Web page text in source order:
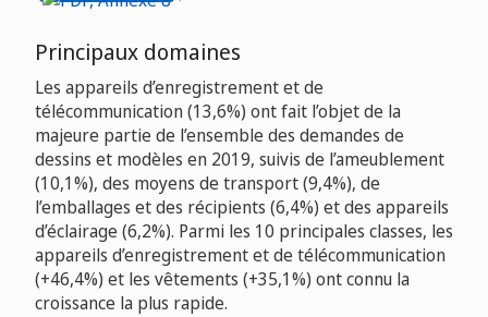
Principaux domaines
Les appareils d’enregistrement et de
télécommunication (13,6%) ont fait l’objet de la
majeure partie de l’ensemble des demandes de
dessins et modèles en 2019, suivis de l’ameublement
(10,1%), des moyens de transport (9,4%), de
l’emballages et des récipients (6,4%) et des appareils
d’éclairage (6,2%). Parmi les 10 principales classes, les
appareils d’enregistrement et de télécommunication
(+46,4%) et les vêtements (+35,1%) ont connu la
croissance la plus rapide.